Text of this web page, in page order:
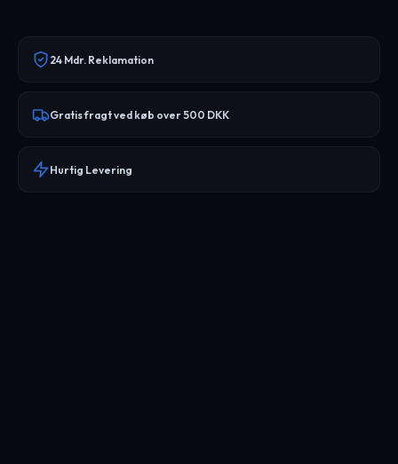
24 Mdr. Reklamation
Gratis fragt ved køb over 500 DKK
Hurtig Levering